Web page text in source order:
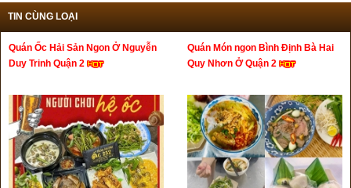
TIN CÙNG LOẠI
Quán Ốc Hải Sản Ngon Ở Nguyễn
Duy Trinh Quận 2
Quán Món ngon Bình Định Bà Hai
Quy Nhơn Ở Quận 2